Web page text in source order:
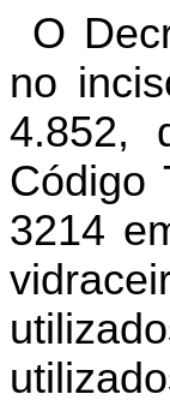
O
no
4.852,
Código
3214